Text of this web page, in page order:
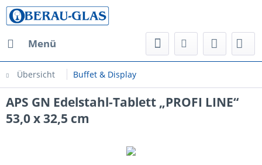
Menü
Übersicht Buffet & Display
APS GN Edelstahl-Tablett „PROFI LINE“
53,0 x 32,5 cm